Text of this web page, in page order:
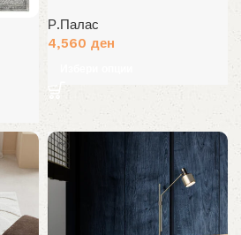
ден.
Р.Палас
4,560 ден